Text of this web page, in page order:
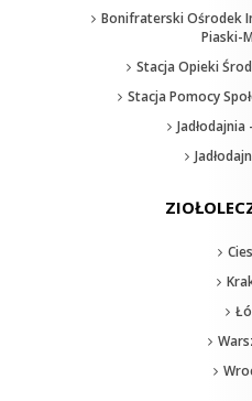
Bonifraterski Ośrodek
Piaski-
Stacja Opieki
Stacja Pomocy